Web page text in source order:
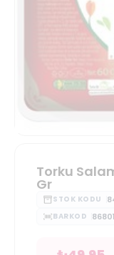
Torku
Gr
STOK KODU
BARKOD